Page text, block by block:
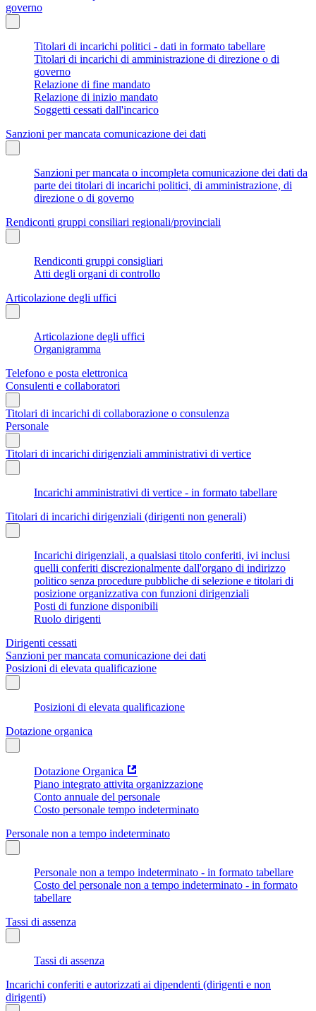
governo
Titolari di incarichi politici - dati in formato tabellare
Titolari di incarichi di amministrazione di direzione o di
governo
Relazione di fine mandato
Relazione di inizio mandato
Soggetti cessati dall'incarico
Sanzioni per mancata comunicazione dei dati
Sanzioni per mancata o incompleta comunicazione dei dati da
parte dei titolari di incarichi politici, di amministrazione, di
direzione o di governo
Rendiconti gruppi consiliari regionali/provinciali
Rendiconti gruppi consigliari
Atti degli organi di controllo
Articolazione degli uffici
Articolazione degli uffici
Organigramma
Telefono e posta elettronica
Consulenti e collaboratori
Titolari di incarichi di collaborazione o consulenza
Personale
Titolari di incarichi dirigenziali amministrativi di vertice
Incarichi amministrativi di vertice - in formato tabellare
Titolari di incarichi dirigenziali (dirigenti non generali)
Incarichi dirigenziali, a qualsiasi titolo conferiti, ivi inclusi
quelli conferiti discrezionalmente dall'organo di indirizzo
politico senza procedure pubbliche di selezione e titolari di
posizione organizzativa con funzioni dirigenziali
Posti di funzione disponibili
Ruolo dirigenti
Dirigenti cessati
Sanzioni per mancata comunicazione dei dati
Posizioni di elevata qualificazione
Posizioni di elevata qualificazione
Dotazione organica
Dotazione Organica
Piano integrato attivita organizzazione
Conto annuale del personale
Costo personale tempo indeterminato
Personale non a tempo indeterminato
Personale non a tempo indeterminato - in formato tabellare
Costo del personale non a tempo indeterminato - in formato
tabellare
Tassi di assenza
Tassi di assenza
Incarichi conferiti e autorizzati ai dipendenti (dirigenti e non
dirigenti)